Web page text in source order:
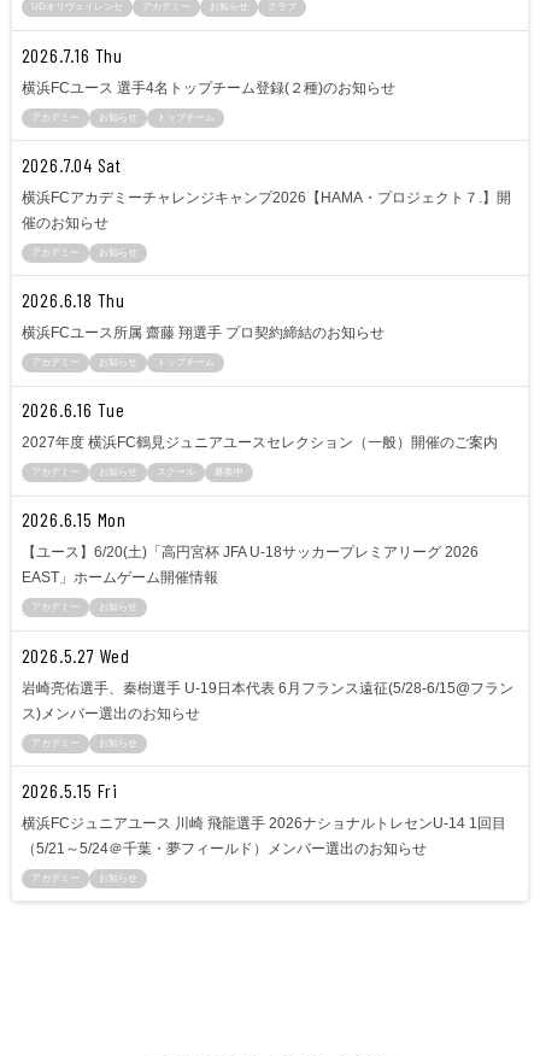
UDオリヴェイレンセ アカデミー お知らせ クラブ
2026.7.16 Thu
横浜FCユース 選手4名トップチーム登録(２種)のお知らせ
アカデミー お知らせ トップチーム
2026.7.04 Sat
横浜FCアカデミーチャレンジキャンプ2026【HAMA・プロジェクト７.】開
催のお知らせ
アカデミー お知らせ
2026.6.18 Thu
横浜FCユース所属 齋藤 翔選手 プロ契約締結のお知らせ
アカデミー お知らせ トップチーム
2026.6.16 Tue
2027年度 横浜FC鶴見ジュニアユースセレクション（一般）開催のご案内
アカデミー お知らせ スクール 募集中
2026.6.15 Mon
【ユース】6/20(土)「高円宮杯 JFA U-18サッカープレミアリーグ 2026
EAST」ホームゲーム開催情報
アカデミー お知らせ
2026.5.27 Wed
岩崎亮佑選手、秦樹選手 U-19日本代表 6月フランス遠征(5/28-6/15@フラン
ス)メンバー選出のお知らせ
アカデミー お知らせ
2026.5.15 Fri
横浜FCジュニアユース 川崎 飛龍選手 2026ナショナルトレセンU-14 1回目
（5/21～5/24＠千葉・夢フィールド）メンバー選出のお知らせ
アカデミー お知らせ